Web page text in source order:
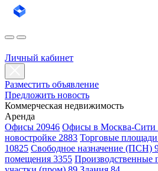
Личный кабинет
Разместить объявление
Предложить новость
Коммерческая недвижимость
Аренда
Офисы 20946 Офисы в Москва-Сити
новостройке 2883 Торговые
10825 Свободное назначение (ПСН)
помещения 3355 Производственные